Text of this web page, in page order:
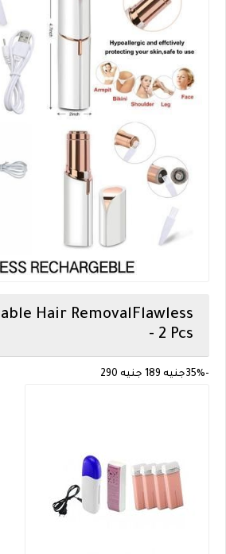
Flawless
Hair Removal
- 2 Pcs
-35% جنيه 189 جنيه 290